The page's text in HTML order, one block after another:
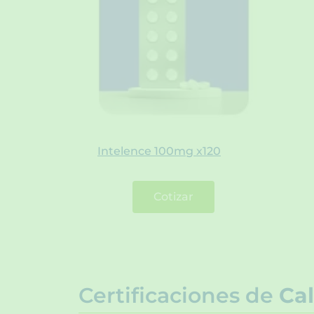
Intelence 100mg x120
Cotizar
Certificaciones de